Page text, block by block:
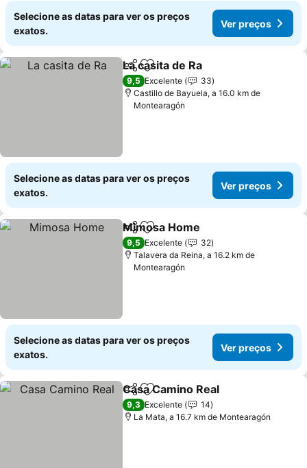
Selecione as datas para ver os preços
exatos.
Ver preços
PartilharAdicionar aos favoritos
La casita de Ra
9,5 Excelente
33
Castillo de Bayuela, a 16.0 km de
Montearagón
Selecione as datas para ver os preços
exatos.
Ver preços
PartilharAdicionar aos favoritos
Mimosa Home
9,5 Excelente
32
Talavera da Reina, a 16.2 km de
Montearagón
Selecione as datas para ver os preços
exatos.
Ver preços
PartilharAdicionar aos favoritos
Casa Camino Real
9,3 Excelente
14
La Mata, a 16.7 km de Montearagón